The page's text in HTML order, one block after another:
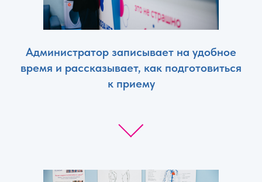
Администратор записывает на удобное
время и рассказывает, как подготовиться
к приему